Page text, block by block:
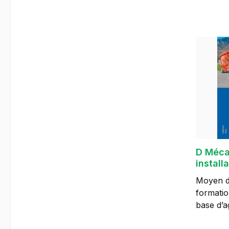
Utiliser
pulvérisateur 186
partie 2
2018,
2020, -
978-3-
D
3ème
Moyen
base